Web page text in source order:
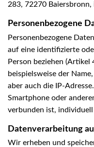
283, 72270
Personenbezogene
Personenbezogene
auf eine identifizierte
Person beziehen (Artikel
beispielsweise der
aber auch die IP-
Smartphone oder
verbunden ist,
Datenverarbeitung
Wir erheben und